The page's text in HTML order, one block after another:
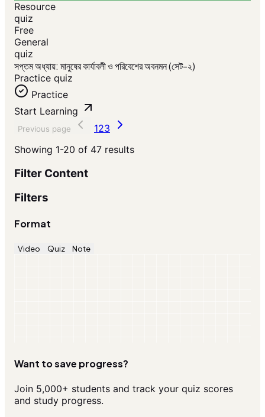
Resource
quiz
Free
General
quiz
সপ্তম অধ্যায়: মানুষের কার্যাবলী ও পরিবেশের অবনমন (সেট-২)
Practice quiz
Practice
Start Learning
Previous page 123
Showing 1-20 of 47 results
Filter Content
Filters
Format
Video Quiz Note
Want to save progress?
Join 5,000+ students and track your quiz scores
and study progress.